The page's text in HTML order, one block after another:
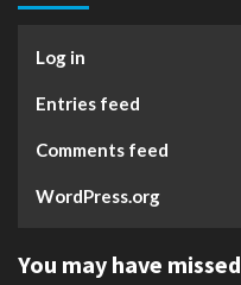
Log in
Entries feed
Comments feed
WordPress.org
You may have missed